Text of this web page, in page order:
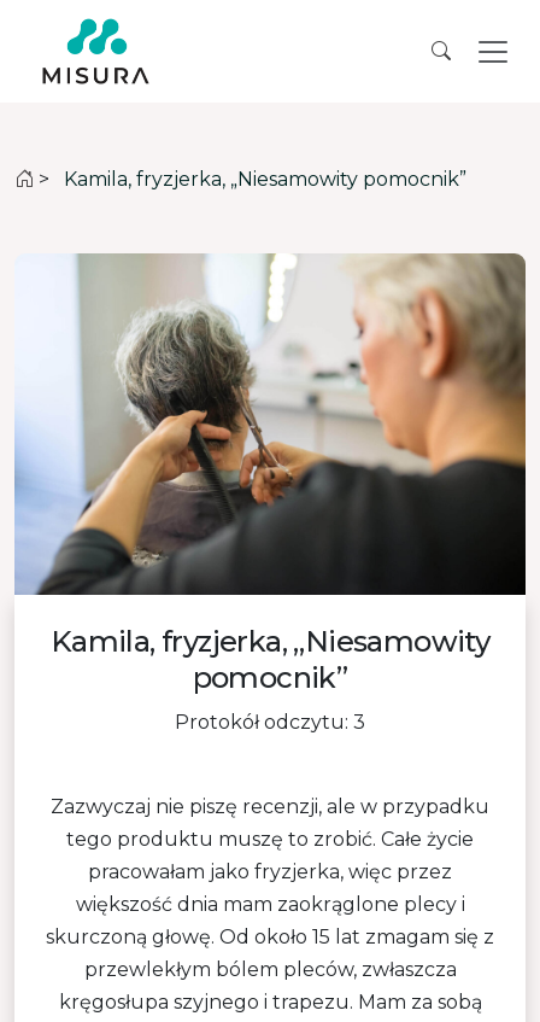
> Kamila, fryzjerka, „Niesamowity pomocnik”
Kamila, fryzjerka, „Niesamowity
pomocnik”
Protokół odczytu: 3
Zazwyczaj nie piszę recenzji, ale w przypadku
tego produktu muszę to zrobić. Całe życie
pracowałam jako fryzjerka, więc przez
większość dnia mam zaokrąglone plecy i
skurczoną głowę. Od około 15 lat zmagam się z
przewlekłym bólem pleców, zwłaszcza
kręgosłupa szyjnego i trapezu. Mam za sobą